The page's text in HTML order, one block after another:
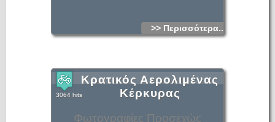
>> Περισσότερα...
Φωτογραφίες Προσεχώς
Κρατικός Αερολιμένας
Κέρκυρας
3064 hits